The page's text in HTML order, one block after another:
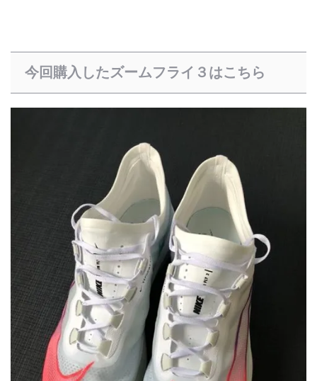
今回購入したズームフライ３はこちら